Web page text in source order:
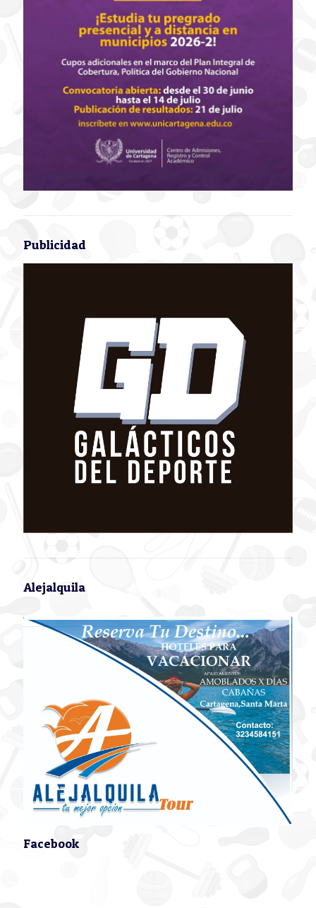
Publicidad
Alejalquila
Facebook